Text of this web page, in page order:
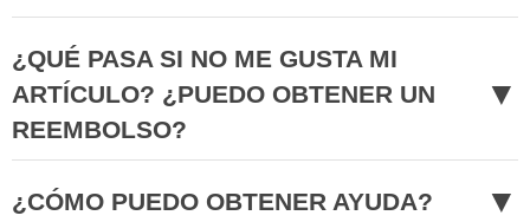
¿QUÉ PASA SI NO ME GUSTA MI
ARTÍCULO? ¿PUEDO OBTENER UN
REEMBOLSO?
▼
¿CÓMO PUEDO OBTENER AYUDA? ▼